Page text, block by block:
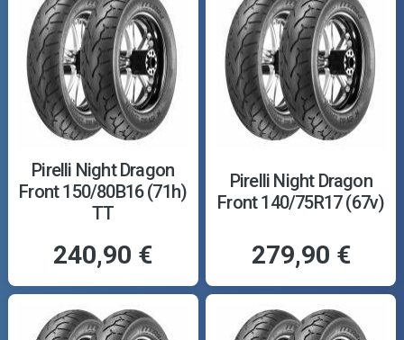
Pirelli Night Dragon
Front 150/80B16 (71h)
TT
240,90 €
Pirelli Night Dragon
Front 140/75R17 (67v)
279,90 €